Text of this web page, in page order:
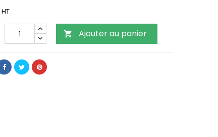
HT
 Ajouter au panier